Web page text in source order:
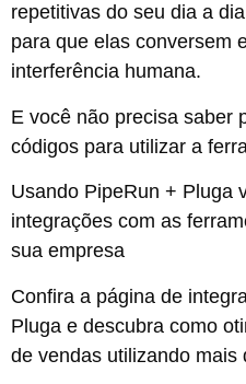
repetitivas do seu dia a
para que elas conversem
interferência humana.
E você não precisa saber
códigos para utilizar a
Usando PipeRun + Pluga
integrações com as
sua empresa
Confira a página de
Pluga e descubra como
de vendas utilizando mais